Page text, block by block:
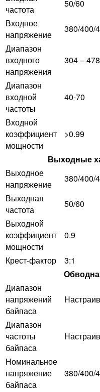
частота
50/60
Входное
напряжение
380/400/
Диапазон
входного
напряжения
304 – 478
Диапазон
входной
частоты
40-70
Входной
коэффициент
мощности
>0.99
Выходные
Выходное
напряжение
380/400/
Выходная
частота
50/60
Выходной
коэффициент
мощности
0.9
Крест-фактор
3:1
Диапазон
напряжений
байпаса
Диапазон
частоты
байпаса
Номинальное
напряжение
байпаса
380/400/